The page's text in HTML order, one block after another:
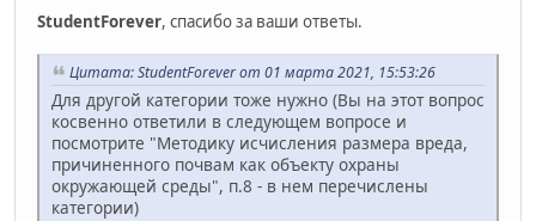
StudentForever, спасибо за ваши ответы.
Цитата: StudentForever от 01 марта 2021, 15:53:26
Для другой категории тоже нужно (Вы на этот вопрос
косвенно ответили в следующем вопросе и
посмотрите "Методику исчисления размера вреда,
причиненного почвам как объекту охраны
окружающей среды", п.8 - в нем перечислены
категории)